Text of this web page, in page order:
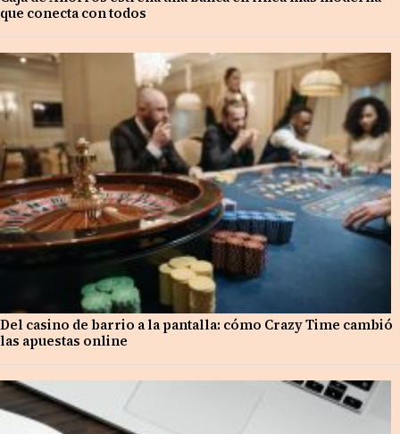
que conecta con todos
Del casino de barrio a la pantalla: cómo Crazy Time cambió
las apuestas online